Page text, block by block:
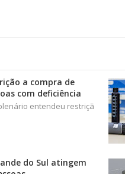
a compra de
com deficiência
entendeu restriçã
do Sul atingem